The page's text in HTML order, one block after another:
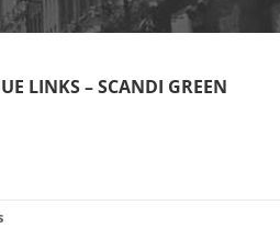
LINKS – SCANDI GREEN